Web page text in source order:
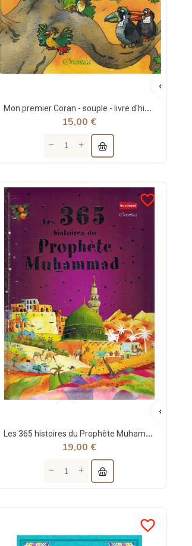
Mon premier Coran - souple - livre d'histoires - Saniyasnain Khan - Orientica
15,00 €
favorite_border
Les 365 histoires du Prophète Muhammad - Saniyasnain Khan - Orientica
19,00 €
favorite_border